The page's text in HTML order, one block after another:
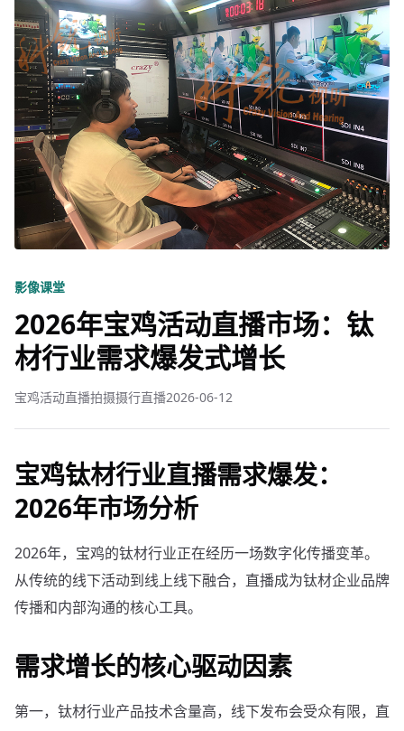
影像课堂
2026年宝鸡活动直播市场：钛
材行业需求爆发式增长
宝鸡活动直播拍摄摄行直播2026-06-12
宝鸡钛材行业直播需求爆发：
2026年市场分析
2026年，宝鸡的钛材行业正在经历一场数字化传播变革。
从传统的线下活动到线上线下融合，直播成为钛材企业品牌
传播和内部沟通的核心工具。
需求增长的核心驱动因素
第一，钛材行业产品技术含量高，线下发布会受众有限，直